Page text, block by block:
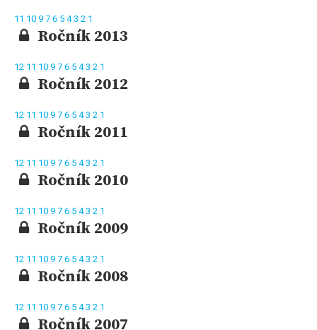
11 10 9 7 6 5 43 2 1
Ročník 2013
12 11 10 9 7 6 5 43 2 1
Ročník 2012
12 11 10 9 7 6 5 43 2 1
Ročník 2011
12 11 10 9 7 6 5 43 2 1
Ročník 2010
12 11 10 9 7 6 5 43 2 1
Ročník 2009
12 11 10 9 7 6 5 43 2 1
Ročník 2008
12 11 10 9 7 6 5 43 2 1
Ročník 2007